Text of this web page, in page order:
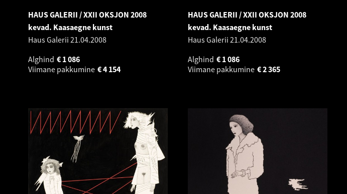
HAUS GALERII / XXII OKSJON 2008
kevad. Kaasaegne kunst
Haus Galerii 21.04.2008
Alghind
1 086
€
Viimane pakkumine
4 154
€
HAUS GALERII / XXII OKSJON 2008
kevad. Kaasaegne kunst
Haus Galerii 21.04.2008
Alghind
1 086
€
Viimane pakkumine
2 365
€